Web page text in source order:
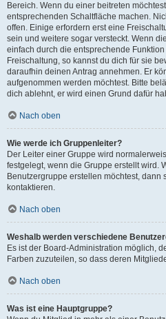
Bereich. Wenn du einer beitreten
entsprechenden Schaltfläche machen.
offen. Einige erfordern erst eine
sein und weitere sogar versteckt. Wenn
einfach durch die entsprechende
Freischaltung, so kannst du dich für sie
daraufhin deinen Antrag annehmen. Er
aufgenommen werden möchtest. Bitte
dich ablehnt, er wird einen Grund dafür
Nach oben
Wie werde ich Gruppenleiter?
Der Leiter einer Gruppe wird
festgelegt, wenn die Gruppe erstellt wird.
Benutzergruppe erstellen möchtest, dann
kontaktieren.
Nach oben
Weshalb werden verschiedene
Es ist der Board-Administration möglich,
Farben zuzuteilen, so dass deren
Nach oben
Was ist eine Hauptgruppe?